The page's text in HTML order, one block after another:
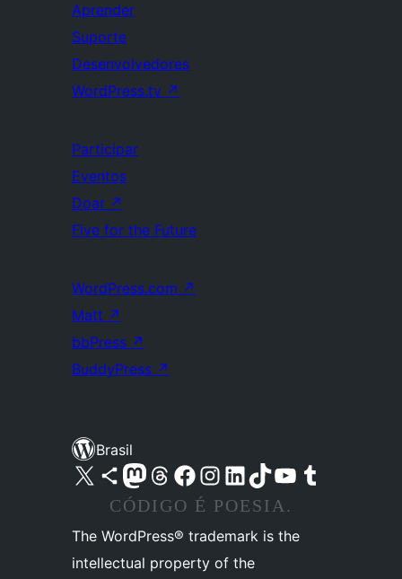
Aprender
Suporte
Desenvolvedores
WordPress.tv ↗
Participar
Eventos
Doar ↗
Five for the Future
WordPress.com ↗
Matt ↗
bbPress ↗
BuddyPress ↗
Brasil
Acessar nossa conta do X (antigo Twitter)
Acessar nossa conta do Bluesky
Acessar nossa conta do Mastodon
Acessar nossa conta do Threads
Acessar nossa página do Facebook
Acessar nossa conta do Instagram
Acessar nossa conta do LinkedIn
Acessar nossa conta do TikTok
Acessar nosso canal do YouTube
Acessar nossa conta no Tumblr
CÓDIGO É POESIA.
The WordPress® trademark is the
intellectual property of the